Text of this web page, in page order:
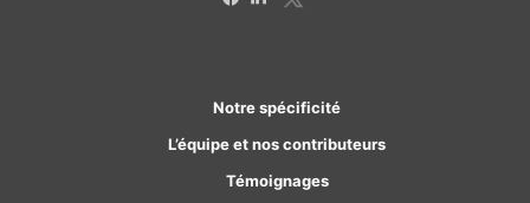
Notre spécificité
L’équipe et nos contributeurs
Témoignages